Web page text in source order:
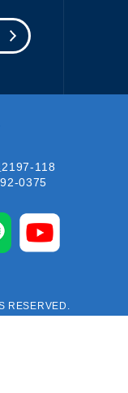
2197-118
0375
RESERVED.